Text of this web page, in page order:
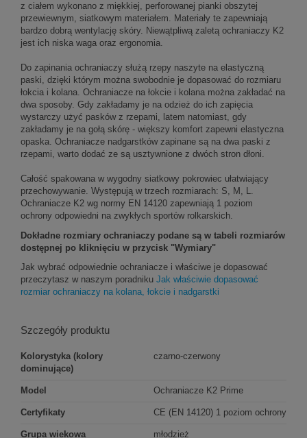
z ciałem wykonano z miękkiej, perforowanej pianki obszytej
przewiewnym, siatkowym materiałem. Materiały te zapewniają
bardzo dobrą wentylację skóry. Niewątpliwą zaletą ochraniaczy K2
jest ich niska waga oraz ergonomia.
Do zapinania ochraniaczy służą rzepy naszyte na elastyczną
paski, dzięki którym można swobodnie je dopasować do rozmiaru
łokcia i kolana. Ochraniacze na łokcie i kolana można zakładać na
dwa sposoby. Gdy zakładamy je na odzież do ich zapięcia
wystarczy użyć pasków z rzepami, latem natomiast, gdy
zakładamy je na gołą skórę - większy komfort zapewni elastyczna
opaska. Ochraniacze nadgarstków zapinane są na dwa paski z
rzepami, warto dodać ze są usztywnione z dwóch stron dłoni.
Całość spakowana w wygodny siatkowy pokrowiec ułatwiający
przechowywanie. Występują w trzech rozmiarach: S, M, L.
Ochraniacze K2 wg normy EN 14120 zapewniają 1 poziom
ochrony odpowiedni na zwykłych sportów rolkarskich.
Dokładne rozmiary ochraniaczy podane są w tabeli rozmiarów
dostępnej po kliknięciu w przycisk "Wymiary"
Jak wybrać odpowiednie ochraniacze i właściwe je dopasować
przeczytasz w naszym poradniku Jak właściwie dopasować
rozmiar ochraniaczy na kolana, łokcie i nadgarstki
Szczegóły produktu
Kolorystyka (kolory
dominujące)
czarno-czerwony
Model Ochraniacze K2 Prime
Certyfikaty CE (EN 14120) 1 poziom ochrony
Grupa wiekowa
młodzież